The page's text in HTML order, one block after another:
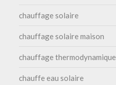
chauffage solaire
chauffage solaire maison
chauffage thermodynamique
chauffe eau solaire